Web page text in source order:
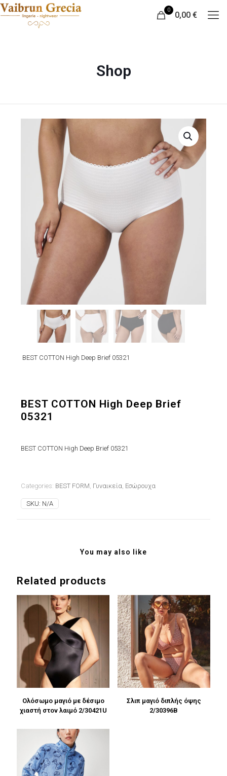
0
0,00 €
Shop
BEST COTTON High Deep Brief 05321
BEST COTTON High Deep Brief
05321
BEST COTTON High Deep Brief 05321
Categories: BEST FORM, Γυναικεία, Εσώρουχα
SKU: N/A
You may also like
Related products
Ολόσωμο μαγιό με δέσιμο
χιαστή στον λαιμό 2/30421U
Σλιπ μαγιό διπλής όψης
2/30396B